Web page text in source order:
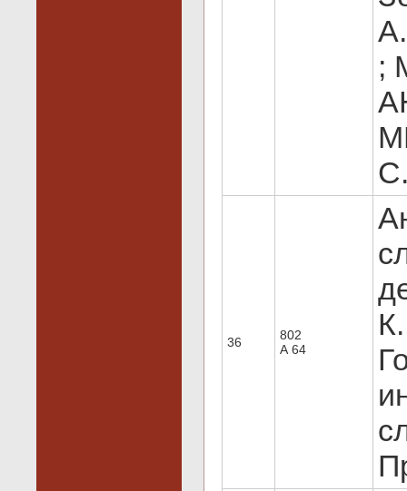
;
36
802
А 64